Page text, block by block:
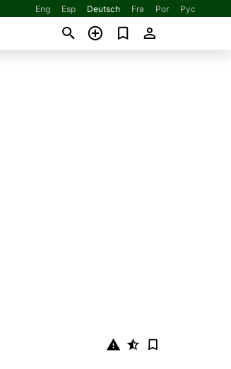
Eng Esp Deutsch Fra Por Рус